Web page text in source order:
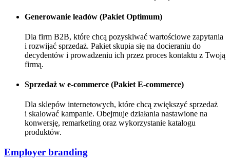
Generowanie leadów (Pakiet Optimum)
Dla firm B2B, które chcą pozyskiwać wartościowe zapytania
i rozwijać sprzedaż. Pakiet skupia się na docieraniu do
decydentów i prowadzeniu ich przez proces kontaktu z Twoją
firmą.
Sprzedaż w e-commerce (Pakiet E-commerce)
Dla sklepów internetowych, które chcą zwiększyć sprzedaż
i skalować kampanie. Obejmuje działania nastawione na
konwersję, remarketing oraz wykorzystanie katalogu
produktów.
Employer branding